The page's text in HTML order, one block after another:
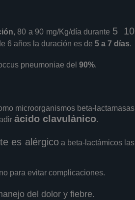
, 80 a 90 mg/Kg/día durante 5 10
6 años la duración es de 5 a 7 días.
pneumoniae del90%.
microorganismos beta-lactamasas
ácido clavulánico.
es alérgicoa beta-lactámicos las
para evitar complicaciones.
del dolor y fiebre.